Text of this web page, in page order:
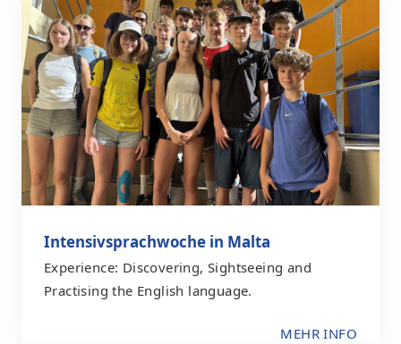
Intensivsprachwoche in Malta
Experience: Discovering, Sightseeing and
Practising the English language.
MEHR INFO